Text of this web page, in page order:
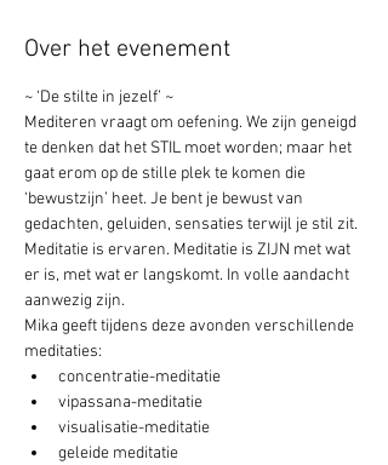
Over het evenement
~ ‘De stilte in jezelf’ ~
Mediteren vraagt om oefening. We zijn geneigd
te denken dat het STIL moet worden; maar het
gaat erom op de stille plek te komen die
‘bewustzijn’ heet. Je bent je bewust van
gedachten, geluiden, sensaties terwijl je stil zit.
Meditatie is ervaren. Meditatie is ZIJN met wat
er is, met wat er langskomt. In volle aandacht
aanwezig zijn.
Mika geeft tijdens deze avonden verschillende
meditaties:
concentratie-meditatie
vipassana-meditatie
visualisatie-meditatie
geleide meditatie